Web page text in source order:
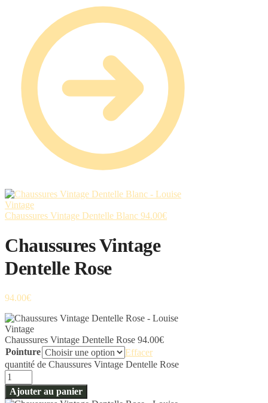
Chaussures Vintage Dentelle Blanc 94.00€
Chaussures Vintage
Dentelle Rose
94.00€
Chaussures Vintage Dentelle Rose 94.00€
Pointure
Effacer
quantité de Chaussures Vintage Dentelle Rose
Ajouter au panier